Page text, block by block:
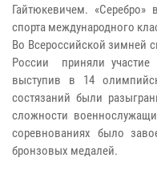
Гайтюкевичем.
спорта международного
Во Всероссийской зимней
России приняли участие
выступив в 14
состязаний были
сложности
соревнованиях было
бронзовых медалей.